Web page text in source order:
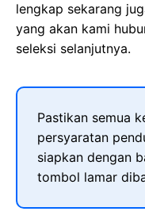
lengkap sekarang
yang akan kami
seleksi selanjutnya.
Pastikan semua
persyaratan
siapkan dengan
tombol lamar